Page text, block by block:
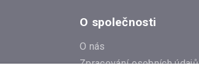
O společnosti
O nás
Zpracování osobních údajů